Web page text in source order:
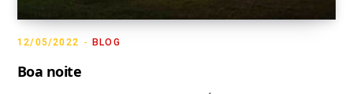
BLOG
12/05/2022
Boa noite